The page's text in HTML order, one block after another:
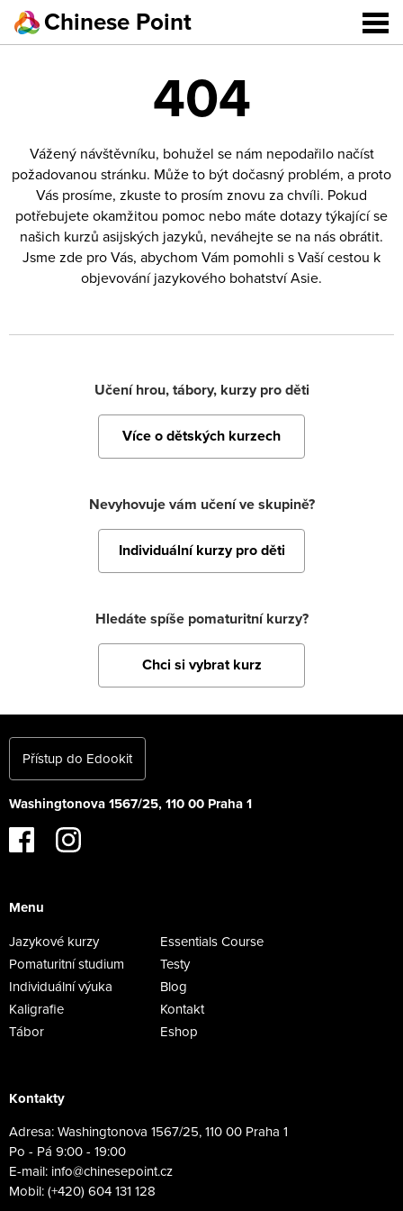
Chinese Point
404
Vážený návštěvníku, bohužel se nám nepodařilo načíst
požadovanou stránku. Může to být dočasný problém, a proto
Vás prosíme, zkuste to prosím znovu za chvíli. Pokud
potřebujete okamžitou pomoc nebo máte dotazy týkající se
našich kurzů asijských jazyků, neváhejte se na nás obrátit.
Jsme zde pro Vás, abychom Vám pomohli s Vaší cestou k
objevování jazykového bohatství Asie.
Učení hrou, tábory, kurzy pro děti
Více o dětských kurzech
Nevyhovuje vám učení ve skupině?
Individuální kurzy pro děti
Hledáte spíše pomaturitní kurzy?
Chci si vybrat kurz
Přístup do Edookit
Washingtonova 1567/25, 110 00 Praha 1
Menu
Jazykové kurzy
Pomaturitní studium
Individuální výuka
Kaligrafie
Tábor
Essentials Course
Testy
Blog
Kontakt
Eshop
Kontakty
Adresa: Washingtonova 1567/25, 110 00 Praha 1
Po - Pá 9:00 - 19:00
E-mail: info@chinesepoint.cz
Mobil: (+420) 604 131 128